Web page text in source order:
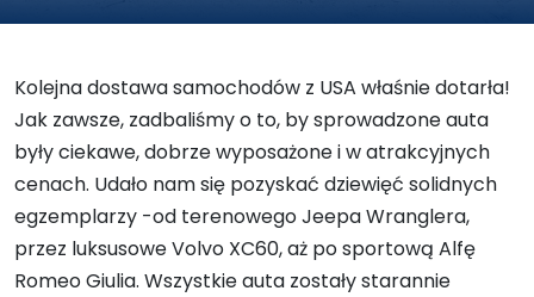
Kolejna dostawa samochodów z USA właśnie dotarła!
Jak zawsze, zadbaliśmy o to, by sprowadzone auta
były ciekawe, dobrze wyposażone i w atrakcyjnych
cenach. Udało nam się pozyskać dziewięć solidnych
egzemplarzy -od terenowego Jeepa Wranglera,
przez luksusowe Volvo XC60, aż po sportową Alfę
Romeo Giulia. Wszystkie auta zostały starannie